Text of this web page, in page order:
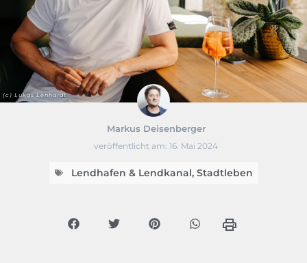
Markus Deisenberger
veröffentlicht am: 16. Mai 2024
Lendhafen & Lendkanal, Stadtleben
(c) Lukas Lenhardt